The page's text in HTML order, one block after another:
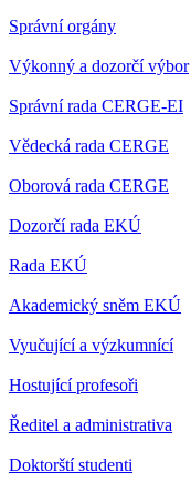
Správní orgány
Výkonný a dozorčí výbor
Správní rada CERGE-EI
Vědecká rada CERGE
Oborová rada CERGE
Dozorčí rada EKÚ
Rada EKÚ
Akademický sněm EKÚ
Vyučující a výzkumnící
Hostující profesoři
Ředitel a administrativa
Doktorští studenti